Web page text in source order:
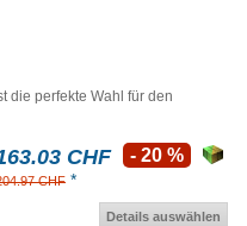
die perfekte Wahl für den
CHF
CHF *
- 20 %
Details auswählen